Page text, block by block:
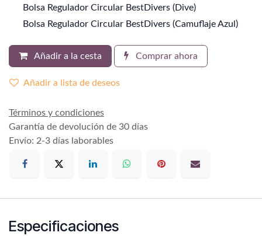
Bolsa Regulador Circular BestDivers (Dive)
Bolsa Regulador Circular BestDivers (Camuflaje Azul)
Añadir a la cesta Comprar ahora
Añadir a lista de deseos
Términos y condiciones
Garantía de devolución de 30 días
Envío: 2-3 días laborables
Especificaciones